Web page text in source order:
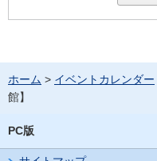
ホーム > イベントカレンダー
館】
PC版